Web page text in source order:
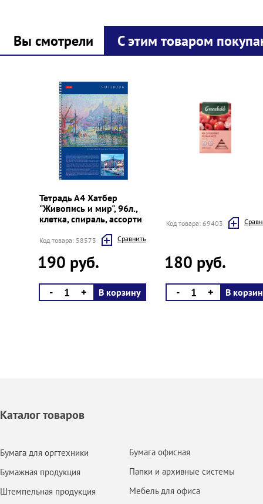
Вы смотрели С этим товаром
Тетрадь А4 Хатбер
"Живопись и мир", 96л.,
клетка, спираль, ассорти
Код товара: 58573 Cравнить
190 руб.
- + В корзину
Код товара: 69403
180 руб.
- + В
Каталог товаров
Бумага для оргтехники
Бумажная продукция
Штемпельная продукция
Бумага офисная
Папки и архивные системы
Мебель для офиса